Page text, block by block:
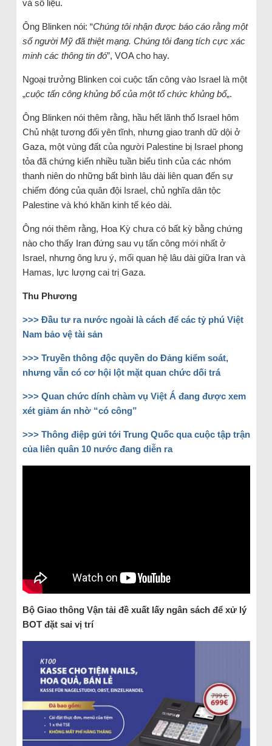
và số liệu.
Ông Blinken nói: “Chúng tôi nhận được báo cáo rằng một
số người Mỹ đã thiệt mạng. Chúng tôi đang tích cực xác
minh các thông tin đó”, VOA cho hay.
Ngoại trưởng Blinken coi cuộc tấn công vào Israel là một
„cuộc tấn công khủng bố của một tổ chức khủng bố„.
Ông Blinken nói thêm rằng, hầu hết lãnh thổ Israel hôm
Chủ nhật tương đối yên tĩnh, nhưng giao tranh dữ dội ở
Gaza, một vùng đất của người Palestine bị Israel phong
tỏa đã chứng kiến nhiều tuần biểu tình của các nhóm
thanh niên do những bất bình lâu dài liên quan đến sự
chiếm đóng của quân đội Israel, chủ nghĩa dân tộc
Palestine và khó khăn kinh tế kéo dài.
Ông nói thêm rằng, Hoa Kỳ chưa có bất kỳ bằng chứng
nào cho thấy Iran đứng sau vụ tấn công mới nhất ở
Israel, nhưng ông lưu ý, mối quan hệ lâu dài giữa Iran và
Hamas, lực lượng cai trị Gaza.
Thu Phương
>>> Đầu tư ra nước ngoài là cách để các tỷ phú Việt
Nam bảo vệ tài sản
>>> Truyền thông độc quyền do Đảng kiểm soát,
nhưng vẫn có cơ hội lột mặt quan chức dối trá
>>> Quan chức dính chàm vụ Việt Á đang được xem
xét giảm án nhờ “có công”
>>> Thông điệp gửi tới Trung Quốc qua cuộc tập trận
của liên quân 10 nước đang diễn ra
Bộ Giao thông Vận tải đề xuất lấy ngân sách để xử lý
BOT đặt sai vị trí